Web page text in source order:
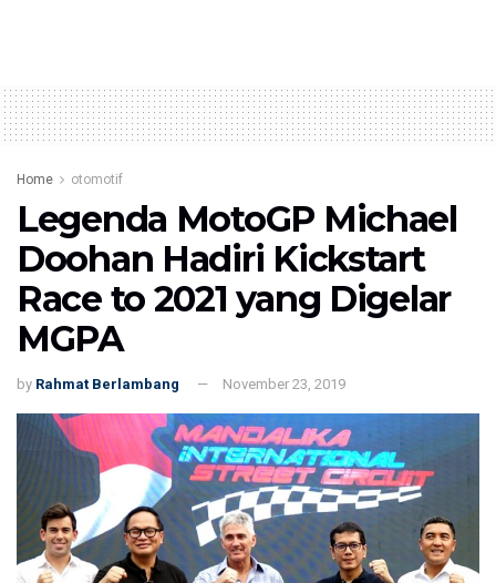
Home otomotif
Legenda MotoGP Michael
Doohan Hadiri Kickstart
Race to 2021 yang Digelar
MGPA
by Rahmat Berlambang November 23, 2019